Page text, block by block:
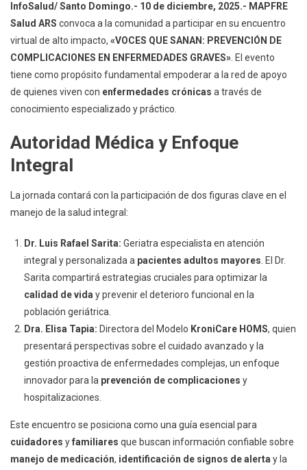
Complicaciones
Crónicas
InfoSalud/ Santo Domingo.- 10 de diciembre, 2025.- MAPFRE
Salud ARS convoca a la comunidad a participar en su encuentro
virtual de alto impacto, «VOCES QUE SANAN: PREVENCIÓN DE
COMPLICACIONES EN ENFERMEDADES GRAVES» . El evento
tiene como propósito fundamental empoderar a la red de apoyo
de quienes viven con enfermedades crónicas a través de
conocimiento especializado y práctico.
Autoridad Médica y Enfoque
Integral
La jornada contará con la participación de dos figuras clave en el
manejo de la salud integral:
Dr. Luis Rafael Sarita: Geriatra especialista en atención
integral y personalizada a pacientes adultos mayores . El Dr.
Sarita compartirá estrategias cruciales para optimizar la
calidad de vida y prevenir el deterioro funcional en la
población geriátrica.
Dra. Elisa Tapia: Directora del Modelo KroniCare HOMS, quien
presentará perspectivas sobre el cuidado avanzado y la
gestión proactiva de enfermedades complejas, un enfoque
innovador para la prevención de complicaciones y
hospitalizaciones.
Este encuentro se posiciona como una guía esencial para
cuidadores yfamiliares que buscan información confiable sobre
manejo de medicación, identificación de signos de alerta y la